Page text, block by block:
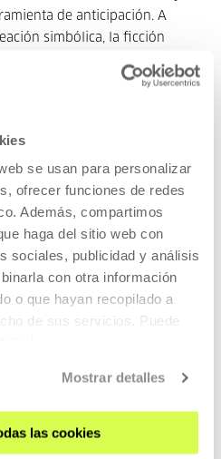
se usan para personalizar
ofrecer funciones de redes
Además, compartimos
haga del sitio web con
sociales, publicidad y análisis
con otra información
o que hayan recopilado a
de sus servicios. Puede
Mostrar detalles
las cookies
de anticipación. A
simbólica, la ficción
mundos posibles que